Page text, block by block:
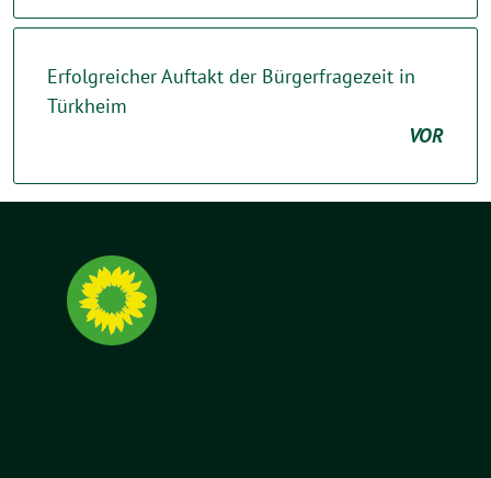
Erfolgreicher Auftakt der Bürgerfragezeit in
Türkheim
VOR